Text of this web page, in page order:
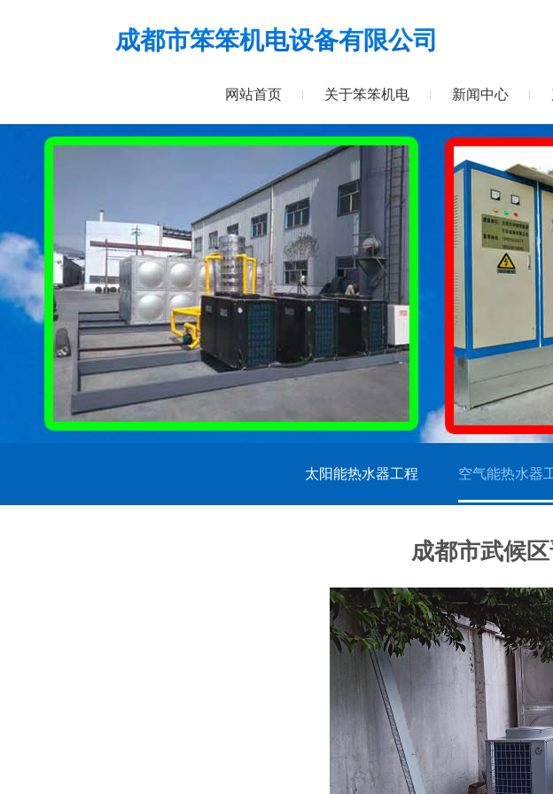
成都市笨笨机电设备有限公司
网站首页
网站首页
关于笨笨机电
关于笨笨机电
新闻中心
新闻中心
太阳能热水器工程 空气能热水器
成都市武候